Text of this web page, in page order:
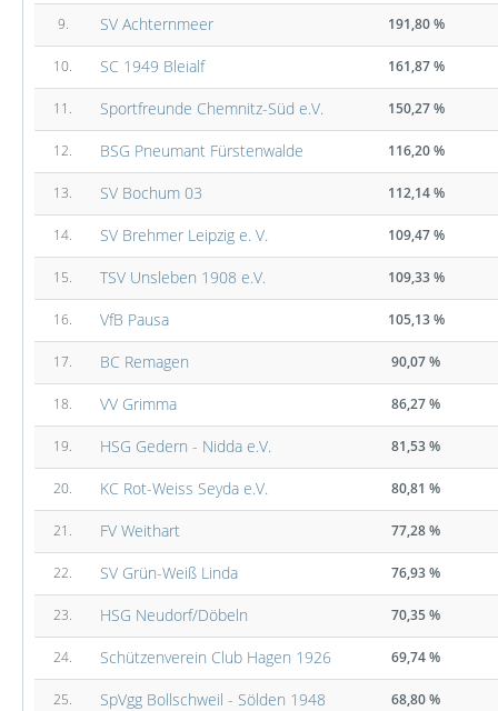
9. SV Achternmeer 191,80 %
10. SC 1949 Bleialf 161,87 %
11. Sportfreunde Chemnitz-Süd e.V. 150,27 %
12. BSG Pneumant Fürstenwalde 116,20 %
13. SV Bochum 03 112,14 %
14. SV Brehmer Leipzig e. V. 109,47 %
15. TSV Unsleben 1908 e.V. 109,33 %
16. VfB Pausa 105,13 %
17. BC Remagen 90,07 %
18. VV Grimma 86,27 %
19. HSG Gedern - Nidda e.V. 81,53 %
20. KC Rot-Weiss Seyda e.V. 80,81 %
21. FV Weithart 77,28 %
22. SV Grün-Weiß Linda 76,93 %
23. HSG Neudorf/Döbeln 70,35 %
24. Schützenverein Club Hagen 1926 69,74 %
25. SpVgg Bollschweil - Sölden 1948 68,80 %